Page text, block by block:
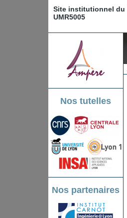
Site institutionnel du
UMR5005
Nos tutelles
Nos partenaires